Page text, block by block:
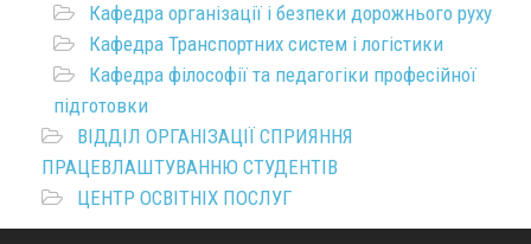
Кафедра організації і безпеки дорожнього руху
Кафедра Транспортних систем і логістики
Кафедра філософії та педагогіки професійної
підготовки
ВІДДІЛ ОРГАНІЗАЦІЇ СПРИЯННЯ
ПРАЦЕВЛАШТУВАННЮ СТУДЕНТІВ
ЦЕНТР ОСВІТНІХ ПОСЛУГ